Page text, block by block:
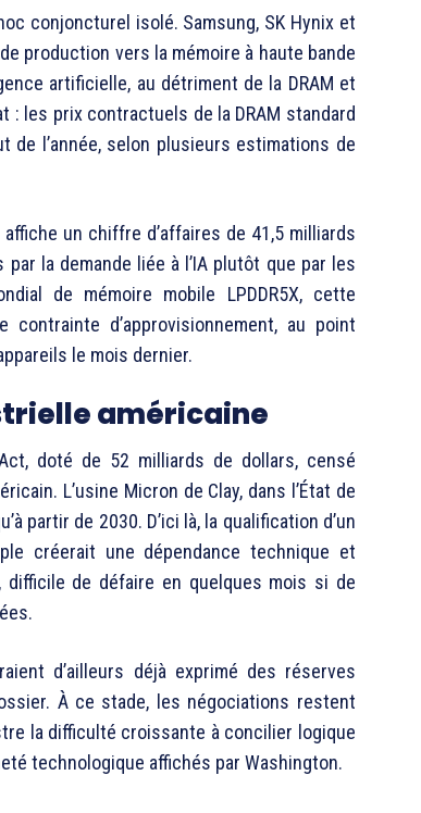
conjoncturel isolé. Samsung, SK Hynix et
production vers la mémoire à haute bande
artificielle, au détriment de la DRAM et
: les prix contractuels de la DRAM standard
de l’année, selon plusieurs estimations de
un chiffre d’affaires de 41,5 milliards
la demande liée à l’IA plutôt que par les
de mémoire mobile LPDDR5X, cette
d’approvisionnement, au point
le mois dernier.
américaine
doté de 52 milliards de dollars, censé
L’usine Micron de Clay, dans l’État de
partir de 2030. D’ici là, la qualification d’un
créerait une dépendance technique et
de défaire en quelques mois si de
d’ailleurs déjà exprimé des réserves
À ce stade, les négociations restent
la difficulté croissante à concilier logique
technologique affichés par Washington.